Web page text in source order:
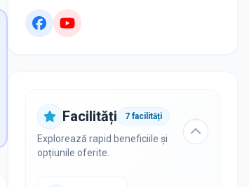
Facilități 7 facilități
Explorează rapid beneficiile și
opțiunile oferite.